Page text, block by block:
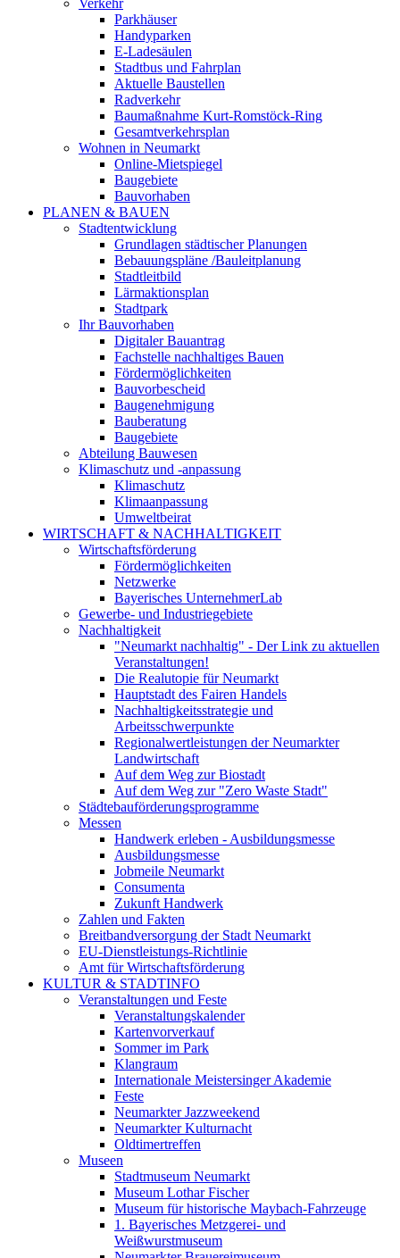
Verkehr
Parkhäuser
Handyparken
E-Ladesäulen
Stadtbus und Fahrplan
Aktuelle Baustellen
Radverkehr
Baumaßnahme Kurt-Romstöck-Ring
Gesamtverkehrsplan
Wohnen in Neumarkt
Online-Mietspiegel
Baugebiete
Bauvorhaben
PLANEN & BAUEN
Stadtentwicklung
Grundlagen städtischer Planungen
Bebauungspläne /Bauleitplanung
Stadtleitbild
Lärmaktionsplan
Stadtpark
Ihr Bauvorhaben
Digitaler Bauantrag
Fachstelle nachhaltiges Bauen
Fördermöglichkeiten
Bauvorbescheid
Baugenehmigung
Bauberatung
Baugebiete
Abteilung Bauwesen
Klimaschutz und -anpassung
Klimaschutz
Klimaanpassung
Umweltbeirat
WIRTSCHAFT & NACHHALTIGKEIT
Wirtschaftsförderung
Fördermöglichkeiten
Netzwerke
Bayerisches UnternehmerLab
Gewerbe- und Industriegebiete
Nachhaltigkeit
"Neumarkt nachhaltig" - Der Link zu aktuellen
Veranstaltungen!
Die Realutopie für Neumarkt
Hauptstadt des Fairen Handels
Nachhaltigkeitsstrategie und
Arbeitsschwerpunkte
Regionalwertleistungen der Neumarkter
Landwirtschaft
Auf dem Weg zur Biostadt
Auf dem Weg zur "Zero Waste Stadt"
Städtebauförderungsprogramme
Messen
Handwerk erleben - Ausbildungsmesse
Ausbildungsmesse
Jobmeile Neumarkt
Consumenta
Zukunft Handwerk
Zahlen und Fakten
Breitbandversorgung der Stadt Neumarkt
EU-Dienstleistungs-Richtlinie
Amt für Wirtschaftsförderung
KULTUR & STADTINFO
Veranstaltungen und Feste
Veranstaltungskalender
Kartenvorverkauf
Sommer im Park
Klangraum
Internationale Meistersinger Akademie
Feste
Neumarkter Jazzweekend
Neumarkter Kulturnacht
Oldtimertreffen
Museen
Stadtmuseum Neumarkt
Museum Lothar Fischer
Museum für historische Maybach-Fahrzeuge
1. Bayerisches Metzgerei- und
Weißwurstmuseum